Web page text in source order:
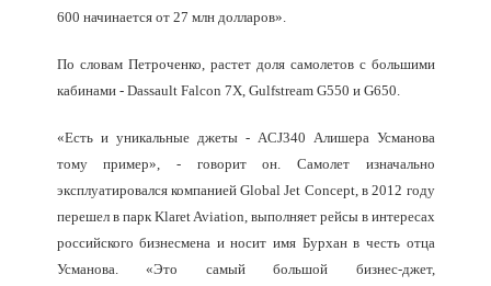
600 начинается от 27 млн долларов».
По словам Петроченко, растет доля самолетов с большими
кабинами - Dassault Falcon 7X, Gulfstream G550 и G650.
«Есть и уникальные джеты - ACJ340 Алишера Усманова
тому пример», - говорит он. Самолет изначально
эксплуатировался компанией Global Jet Concept, в 2012 году
перешел в парк Klaret Aviation, выполняет рейсы в интересах
российского бизнесмена и носит имя Бурхан в честь отца
Усманова. «Это самый большой бизнес-джет,